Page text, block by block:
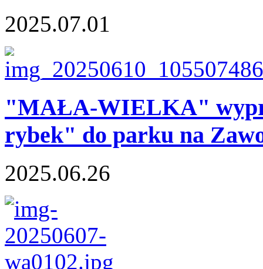
2025.07.01
"MAŁA-WIELKA"
rybek" do parku na
2025.06.26